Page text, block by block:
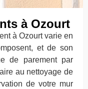
à Ozourt
à Ozourt varie en
et de son
de parement par
au nettoyage de
de votre mur